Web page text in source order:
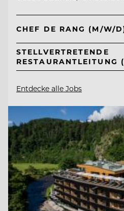
CHEF DE RANG (M/W/
STELLVERTRETENDE
RESTAURANTLEITUNG
Entdecke alle Jobs